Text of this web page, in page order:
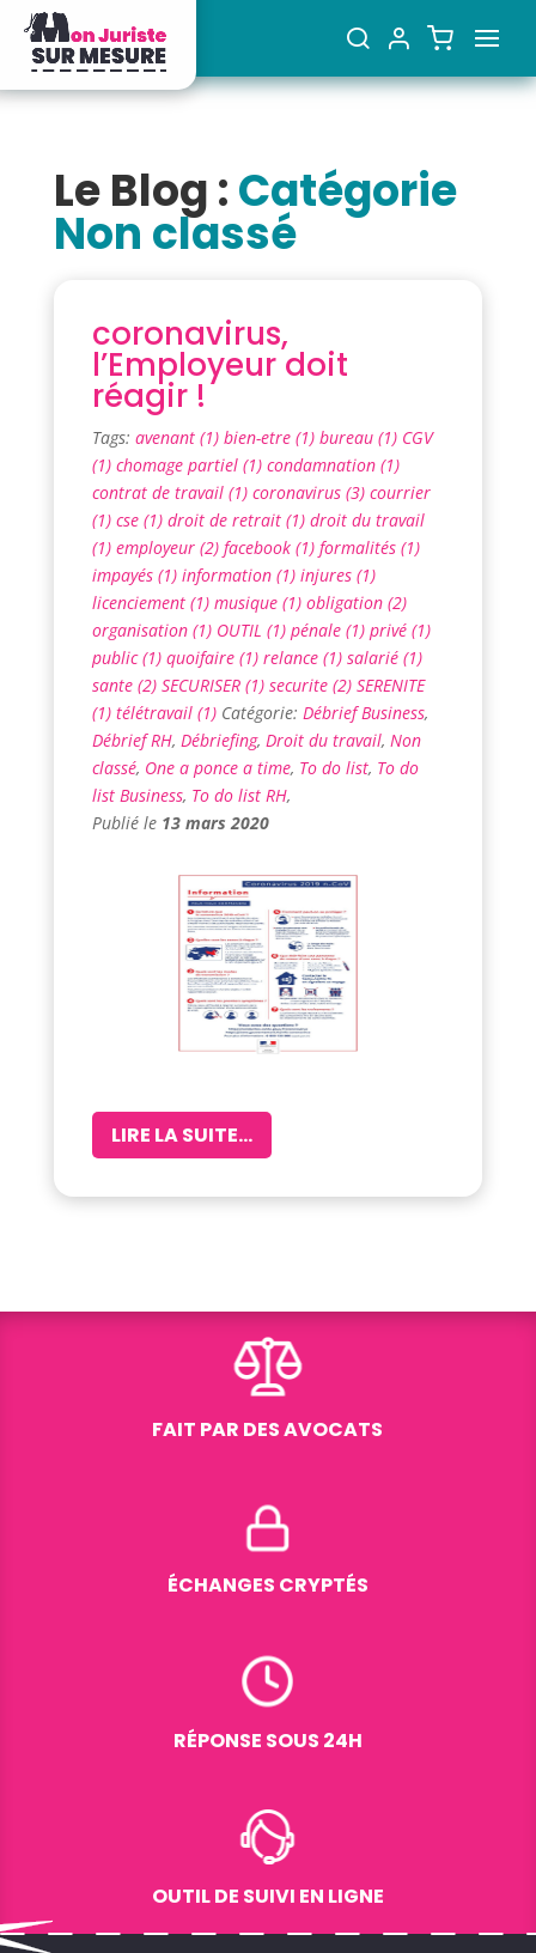
Le Blog :Catégorie
Non classé
coronavirus,
l’Employeur doit
réagir !
Tags: avenant (1) bien-etre (1) bureau (1) CGV
(1) chomage partiel (1) condamnation (1)
contrat de travail (1) coronavirus (3) courrier
(1) cse (1) droit de retrait (1) droit du travail
(1) employeur (2) facebook (1) formalités (1)
impayés (1) information (1) injures (1)
licenciement (1) musique (1) obligation (2)
organisation (1) OUTIL (1) pénale (1) privé (1)
public (1) quoifaire (1) relance (1) salarié (1)
sante (2) SECURISER (1) securite (2) SERENITE
(1) télétravail (1) Catégorie: Débrief Business,
Débrief RH, Débriefing, Droit du travail, Non
classé, One a ponce a time, To do list, To do
list Business, To do list RH,
Publié le 13 mars 2020
LIRE LA SUITE...
FAIT PAR DES AVOCATS
ÉCHANGES CRYPTÉS
RÉPONSE SOUS 24H
OUTIL DE SUIVI EN LIGNE